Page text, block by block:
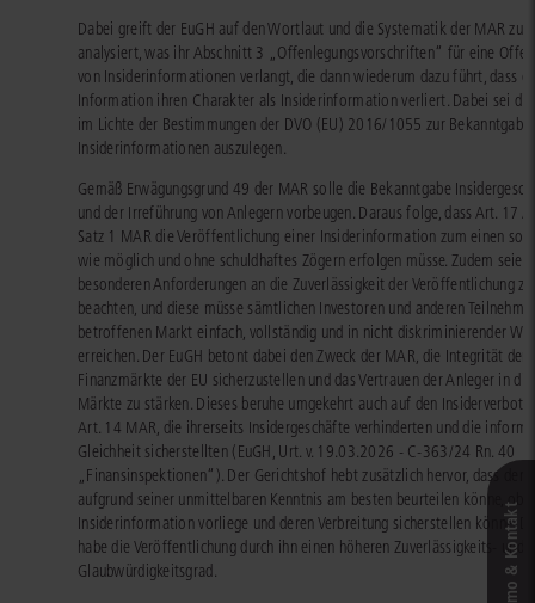
Dabei greift der EuGH auf den Wortlaut und die Systematik der MAR
analysiert, was ihr Abschnitt 3 „Offenlegungsvorschriften“ für eine
von Insiderinformationen verlangt, die dann wiederum dazu führt, dass
Information ihren Charakter als Insiderinformation verliert. Dabei sei
im Lichte der Bestimmungen der DVO (EU) 2016/1055 zur Bekanntgabe
Insiderinformationen auszulegen.
Gemäß Erwägungsgrund 49 der MAR solle die Bekanntgabe
und der Irreführung von Anlegern vorbeugen. Daraus folge, dass Art. 17
Satz 1 MAR die Veröffentlichung einer Insiderinformation zum einen so
wie möglich und ohne schuldhaftes Zögern erfolgen müsse. Zudem seien
besonderen Anforderungen an die Zuverlässigkeit der Veröffentlichung zu
beachten, und diese müsse sämtlichen Investoren und anderen
betroffenen Markt einfach, vollständig und in nicht diskriminierender
erreichen. Der EuGH betont dabei den Zweck der MAR, die Integrität der
Finanzmärkte der EU sicherzustellen und das Vertrauen der Anleger in
Märkte zu stärken. Dieses beruhe umgekehrt auch auf den
Art. 14 MAR, die ihrerseits Insidergeschäfte verhinderten und die
Gleichheit sicherstellten (EuGH, Urt. v. 19.03.2026 - C-363/24 Rn. 40
„Finansinspektionen“). Der Gerichtshof hebt zusätzlich hervor, dass der
aufgrund seiner unmittelbaren Kenntnis am besten beurteilen könne, ob
Insiderinformation vorliege und deren Verbreitung sicherstellen könne.
habe die Veröffentlichung durch ihn einen höheren Zuverlässigkeits- und
Glaubwürdigkeitsgrad.